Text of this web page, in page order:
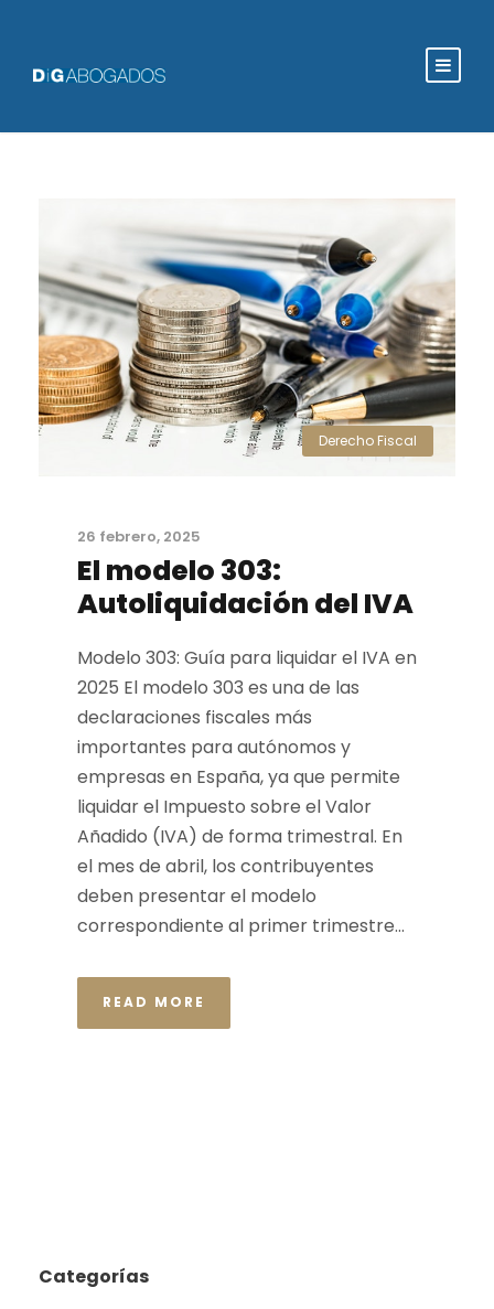
Derecho Fiscal
26 febrero, 2025
El modelo 303:
Autoliquidación del IVA
Modelo 303: Guía para liquidar el IVA en
2025 El modelo 303 es una de las
declaraciones fiscales más
importantes para autónomos y
empresas en España, ya que permite
liquidar el Impuesto sobre el Valor
Añadido (IVA) de forma trimestral. En
el mes de abril, los contribuyentes
deben presentar el modelo
correspondiente al primer trimestre...
READ MORE
Categorías